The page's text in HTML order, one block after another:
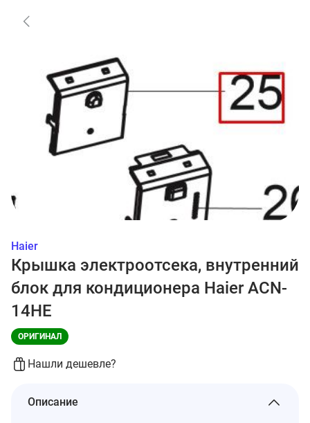
Haier
Крышка электроотсека, внутренний
блок для кондиционера Haier ACN-
14HE
ОРИГИНАЛ
Нашли дешевле?
Описание